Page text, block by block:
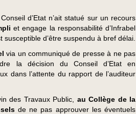
d’Etat n’ait statué sur un recours
et engage la responsabilité d’Infrabel
d’être suspendu à bref délai.
via un communiqué de presse à ne pas
la décision du Conseil d’Etat en
dans l’attente du rapport de l’auditeur
des Travaux Public, au Collège de la
de ne pas approuver les éventuels